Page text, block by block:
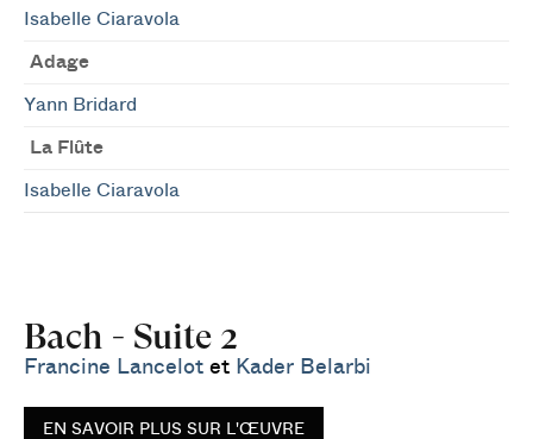
Isabelle Ciaravola
Adage
Yann Bridard
La Flûte
Isabelle Ciaravola
Bach - Suite 2
Francine Lancelot et Kader Belarbi
EN SAVOIR PLUS SUR L'ŒUVRE